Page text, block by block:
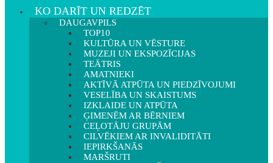
KO DARĪT UN REDZĒT
DAUGAVPILS
TOP10
KULTŪRA UN VĒSTURE
MUZEJI UN EKSPOZĪCIJAS
TEĀTRIS
AMATNIEKI
AKTĪVĀ ATPŪTA UN PIEDZĪVOJUMI
VESELĪBA UN SKAISTUMS
IZKLAIDE UN ATPŪTA
ĢIMENĒM AR BĒRNIEM
CEĻOTĀJU GRUPĀM
CILVĒKIEM AR INVALIDITĀTI
IEPIRKŠANĀS
MARŠRUTI